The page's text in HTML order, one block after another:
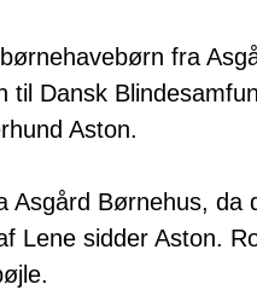
fra
til Dansk
Aston.
Asgård Børnehus,
Lene sidder Aston.